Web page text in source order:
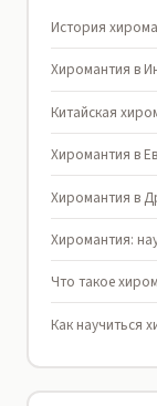
История
Хиромантия в
Китайская
Хиромантия в
Хиромантия в
Хиромантия:
Что такое
Как научиться